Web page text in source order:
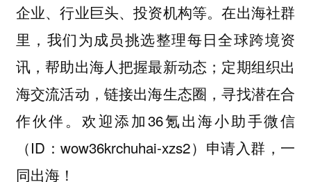
企业、行业巨头、投资机构等。在出海社群
里，我们为成员挑选整理每日全球跨境资
讯，帮助出海人把握最新动态；定期组织出
海交流活动，链接出海生态圈，寻找潜在合
作伙伴。欢迎添加36氪出海小助手微信
（ID：wow36krchuhai-xzs2）申请入群，一
同出海！